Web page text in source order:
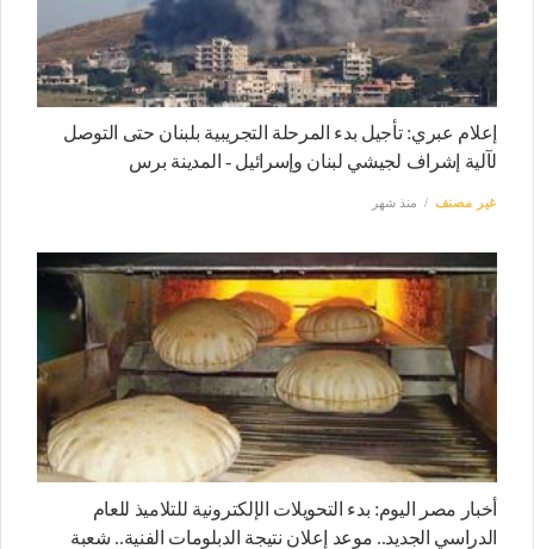
إعلام عبري: تأجيل بدء المرحلة التجريبية بلبنان حتى التوصل
لآلية إشراف لجيشي ‎لبنان وإسرائيل - المدينة برس
غير مصنف منذ شهر
أخبار مصر اليوم: بدء التحويلات الإلكترونية للتلاميذ للعام
الدراسي الجديد.. موعد إعلان نتيجة الدبلومات الفنية.. شعبة